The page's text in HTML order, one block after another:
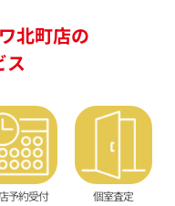
北町店の
ス
予約受付 個室査定